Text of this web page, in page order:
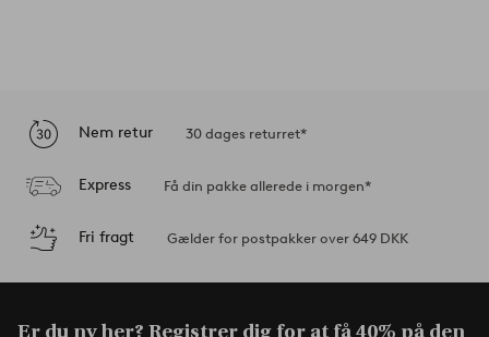
Nem retur 30 dages returret*
Express Få din pakke allerede i morgen*
Fri fragt Gælder for postpakker over 649 DKK
Er du ny her? Registrer dig for at få40% på den